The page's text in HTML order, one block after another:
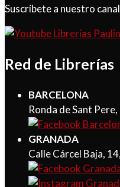
Suscríbete a nuestro
Red de Librerías
BARCELONA
Ronda de Sant
GRANADA
Calle Cárcel Baja,